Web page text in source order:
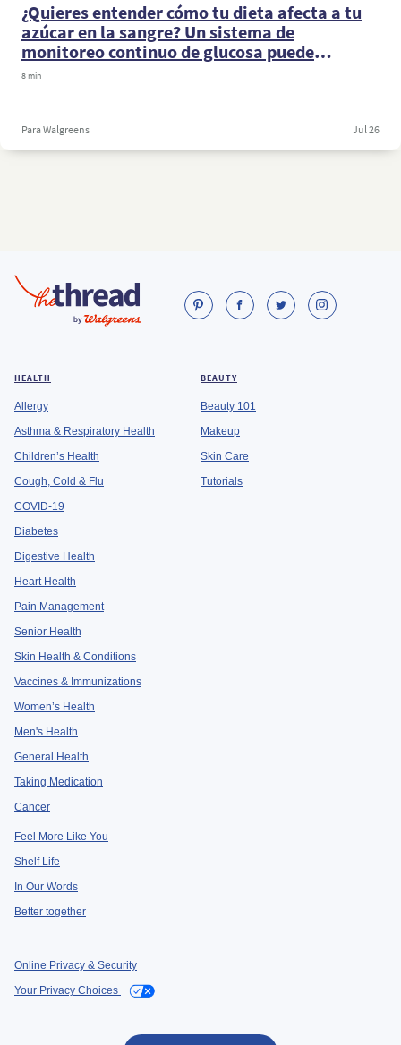
¿Quieres entender cómo tu dieta afecta a tu
azúcar en la sangre? Un sistema de
monitoreo continuo de glucosa puede
ayudarte
8 min
Para Walgreens Jul 26
HEALTH
Allergy
Asthma & Respiratory Health
Children’s Health
Cough, Cold & Flu
COVID-19
Diabetes
Digestive Health
Heart Health
Pain Management
Senior Health
Skin Health & Conditions
Vaccines & Immunizations
Women’s Health
Men's Health
General Health
Taking Medication
Cancer
Feel More Like You
Shelf Life
In Our Words
Better together
Online Privacy & Security
Your Privacy Choices
BEAUTY
Beauty 101
Makeup
Skin Care
Tutorials